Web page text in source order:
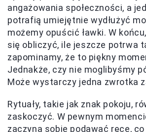
angażowania społeczności, a
potrafią umiejętnie wydłużyć
możemy opuścić ławki. W
się obliczyć, ile jeszcze potrwa
zapominamy, że to piękny
Jednakże, czy nie moglibyśmy
Może wystarczy jedna zwrotka
Rytuały, takie jak znak pokoju,
zaskoczyć. W pewnym
zaczyna sobie podawać ręce,